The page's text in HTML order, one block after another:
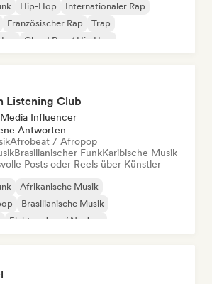
Hip-Hop
Internationaler Rap
Französischer Rap
Trap
Cloud Rap / Hip Hop
Listening Club
Influencer
Antworten
Afrobeat / Afropop
Brasilianischer FunkKaribische Musik
Posts oder Reels über Künstler
Afrikanische Musik
Brasilianische Musik
Elektro-Jazz / Nu Jazz